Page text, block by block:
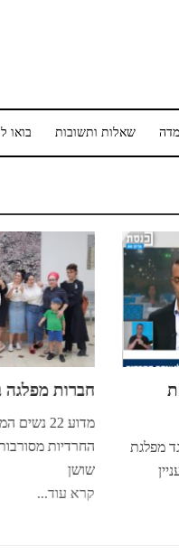
שאלות ותשובות בואו
כנגד מפלגת
חברות
מדוע 22
החרדיות
שושן
קרא עוד...